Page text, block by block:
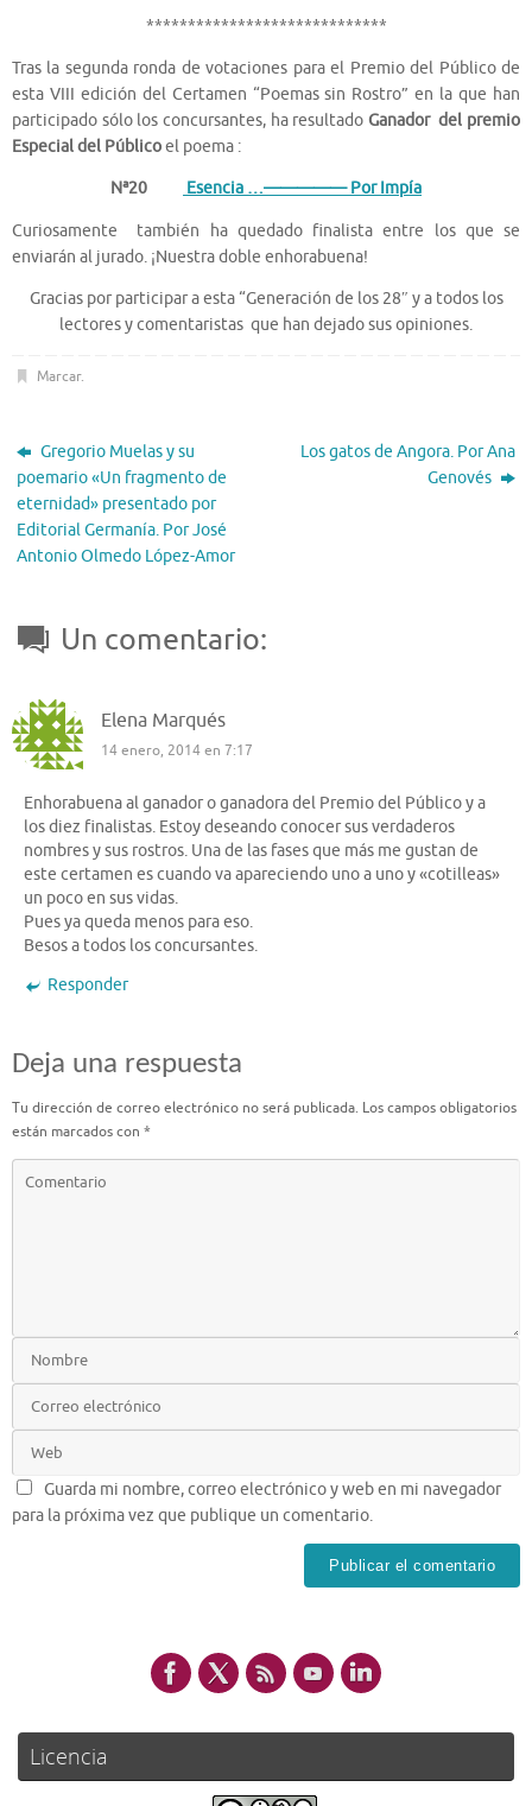
*****************************
Tras la segunda ronda de votaciones para el Premio del Público de
esta VIII edición del Certamen “Poemas sin Rostro” en la que han
participado sólo los concursantes, ha resultado Ganador del premio
Especial del Públicoel poema :
Nª20 Esencia …————— Por Impía
Curiosamente también ha quedado finalista entre los que se
enviarán al jurado. ¡Nuestra doble enhorabuena!
Gracias por participar a esta “Generación de los 28″ y a todos los
lectores y comentaristas que han dejado sus opiniones.
Marcar.
Gregorio Muelas y su
poemario «Un fragmento de
eternidad» presentado por
Editorial Germanía. Por José
Antonio Olmedo López-Amor
Los gatos de Angora. Por Ana
Genovés
Un comentario:
Elena Marqués
14 enero, 2014 en 7:17
Enhorabuena al ganador o ganadora del Premio del Público y a
los diez finalistas. Estoy deseando conocer sus verdaderos
nombres y sus rostros. Una de las fases que más me gustan de
este certamen es cuando va apareciendo uno a uno y «cotilleas»
un poco en sus vidas.
Pues ya queda menos para eso.
Besos a todos los concursantes.
Responder
Deja una respuesta
Tu dirección de correo electrónico no será publicada. Los campos obligatorios
están marcados con *
Guarda mi nombre, correo electrónico y web en mi navegador
para la próxima vez que publique un comentario.
Licencia